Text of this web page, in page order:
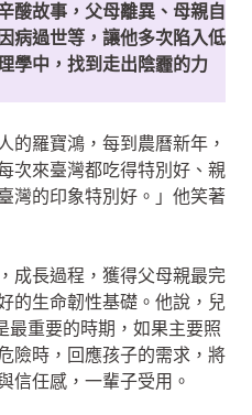
酸故事，父母離異、母親自
病過世等，讓他多次陷入低
學中，找到走出陰霾的力
的羅寶鴻，每到農曆新年，
次來臺灣都吃得特別好、親
灣的印象特別好。」他笑著
成長過程，獲得父母親最完
的生命韌性基礎。他說，兒
最重要的時期，如果主要照
險時，回應孩子的需求，將
信任感，一輩子受用。